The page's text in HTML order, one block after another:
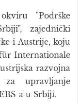
"Podrške
zajednički
i Austrije, koju
Internationale
razvojna
za upravljanje
a u Srbiji.